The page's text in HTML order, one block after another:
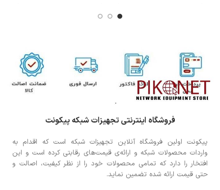
فروشگاه اینترنتی تجهیزات شبکه پیکونت
پیکونت اولین فروشگاه آنلاین تجهیزات شبکه است که اقدام به
واردات محصولات شبکه و ارائه‌ی قیمت‌های رقابتی کرده است و این
افتخار را دارد که تمامی محصولات خود را از نظر کیفیت، اصالت و
حتی قیمت ارائه شده تضمین نماید.